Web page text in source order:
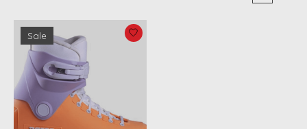
Sale